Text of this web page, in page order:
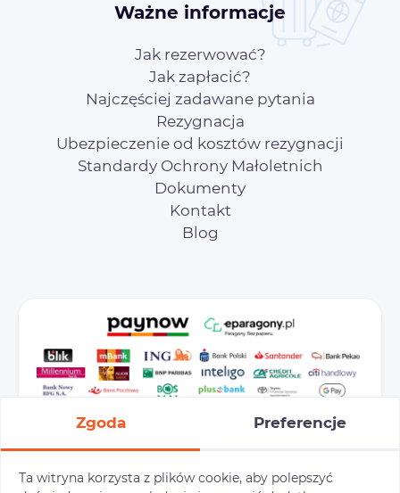
Ważne informacje
Jak rezerwować?
Jak zapłacić?
Najczęściej zadawane pytania
Rezygnacja
Ubezpieczenie od kosztów rezygnacji
Standardy Ochrony Małoletnich
Dokumenty
Kontakt
Blog
Zgoda Preferencje
Ta witryna korzysta z plików cookie, aby polepszyć